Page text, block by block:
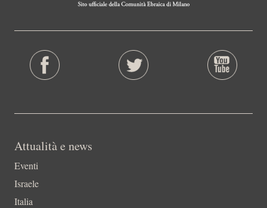
Attualità e news
Eventi
Israele
Italia